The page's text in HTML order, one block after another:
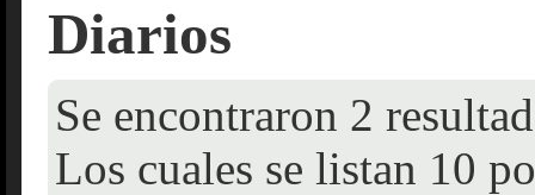
Diarios
Se encontraron 2
Los cuales se listan 10